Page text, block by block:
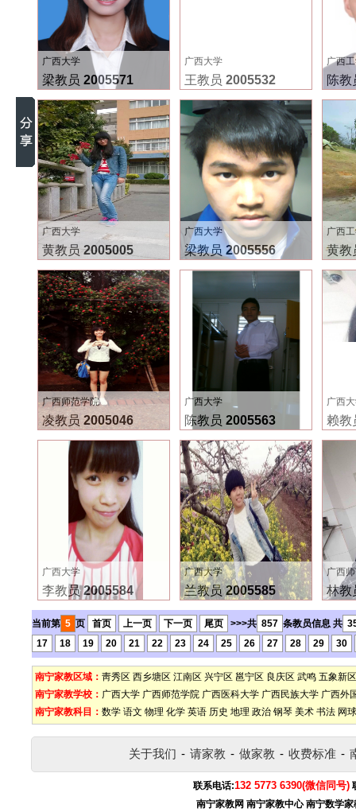
广西大学
梁教员 2005571
广西大学
王教员 2005532
广西
陈
广西大学
黄教员2005005
广西大学
梁教员 2005556
广西
黄
广西师范学院
凌教员2005046
广西大学
陈教员 2005563
广西
赖
广西大学
李教员2005584
广西大学
兰教员2005585
广西
林
当前第 5 页 首页 上一页 下一页 尾页 >>>共 857 条教员信息 共
17
18 19 20 21 22 23 24 25 26 27 28 29 30
南宁家教区域： 靑秀区 西乡塘区 江南区 兴宁区 邕宁区 良庆区 武鸣 五象新区
南宁家教学校： 广西大学 广西师范学院 广西医科大学 广西民族大学 广西外
南宁家教科目： 数学 语文 物理 化学 英语 历史 地理 政治 钢琴 美术 书法 网球
关于我们 - 请家教 - 做家教 - 收费标准 -
联系电话:132 5773 6390(微信同号)
南宁家教网 南宁家教中心 南宁数学家